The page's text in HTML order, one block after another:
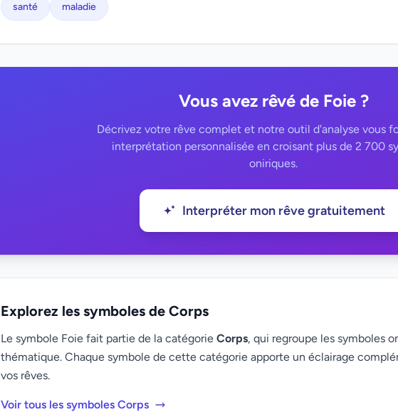
santé maladie
Vous avez rêvé de Foie ?
Décrivez votre rêve complet et notre outil d'analyse vous
interprétation personnalisée en croisant plus de 2 700
oniriques.
Interpréter mon rêve gratuitement
Explorez les symboles de Corps
Le symbole Foie fait partie de la catégorie Corps, qui regroupe les symboles
thématique. Chaque symbole de cette catégorie apporte un éclairage
vos rêves.
Voir tous les symboles Corps